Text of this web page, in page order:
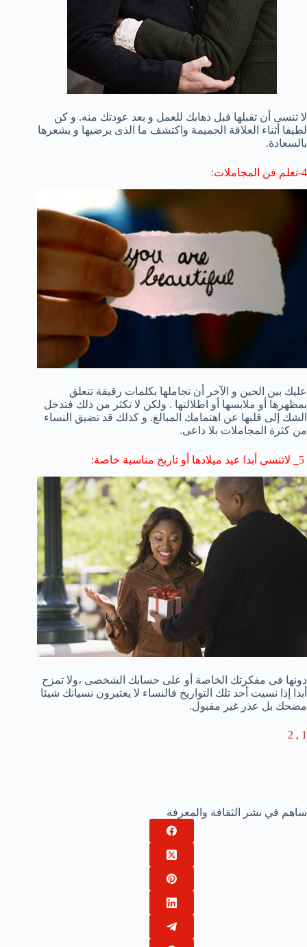
لا تنسى أن تقبلها قبل ذهابك للعمل و بعد عودتك منه. و كن
لطيفا أثناء العلاقة الحميمة واكتشف ما الذى يرضيها و يشعرها
بالسعادة.
4-تعلم فن المجاملات:
عليك بين الحين و الآخر أن تجاملها بكلمات رقيقة تتعلق
بمظهرها أو ملابسها أو اطلالتها . ولكن لا تكثر من ذلك فتدخل
الشك إلى قلبها عن اهتمامك المبالغ. و كذلك قد تضيق النساء
من كثرة المجاملات بلا داعى.
دونها فى مفكرتك الخاصة أو على حسابك الشخصى ،ولا تمزح
أبدا إذا نسيت أحد تلك التواريخ فالنساء لا يعتبرون نسيانك شيئا
مضحك بل عذر غير مقبول.
1
,
2
ساهم في نشر الثقافة والمعرفة